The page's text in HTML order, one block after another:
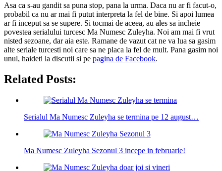
Asa ca s-au gandit sa puna stop, pana la urma. Daca nu ar fi facut-o,
probabil ca nu ar mai fi putut interpreta la fel de bine. Si apoi lumea
ar fi inceput sa se supere. Si tocmai de aceea, au ales sa incheie
povestea serialului turcesc Ma Numesc Zuleyha. Noi am mai fi vrut
nisted sezoane, dar aia este. Ramane de vazut cat ne va lua sa gasim
alte seriale turcesti noi care sa ne placa la fel de mult. Pana gasim noi
unul, haideti la discutii si pe pagina de Facebook.
Related Posts:
Serialul Ma Numesc Zuleyha se termina pe 12 august…
Ma Numesc Zuleyha Sezonul 3 incepe in februarie!